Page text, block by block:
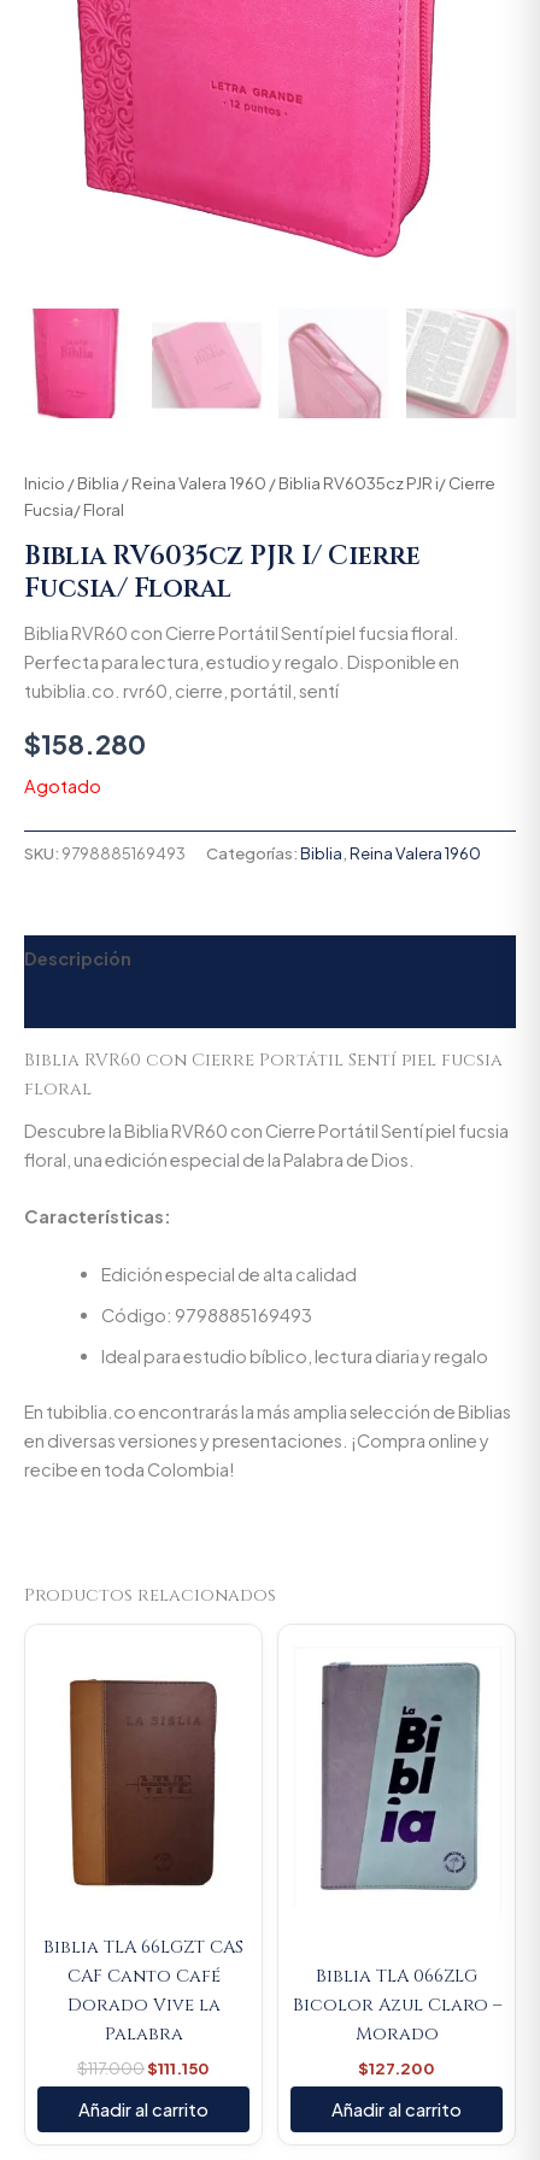
Inicio /Biblia /Reina Valera 1960 / Biblia RV6035cz PJR i/ Cierre
Fucsia/ Floral
Biblia RV6035cz PJR I/ Cierre
Fucsia/ Floral
Biblia RVR60 con Cierre Portátil Sentí piel fucsia floral.
Perfecta para lectura, estudio y regalo. Disponible en
tubiblia.co. rvr60, cierre, portátil, sentí
$158.280
Agotado
SKU: 9798885169493 Categorías:Biblia Reina Valera 1960
Descripción
Biblia RVR60 con Cierre Portátil Sentí piel fucsia
floral
Descubre la Biblia RVR60 con Cierre Portátil Sentí piel fucsia
floral, una edición especial de la Palabra de Dios.
Características:
Edición especial de alta calidad
Código: 9798885169493
Ideal para estudio bíblico, lectura diaria y regalo
En tubiblia.co encontrarás la más amplia selección de Biblias
en diversas versiones y presentaciones. ¡Compra online y
recibe en toda Colombia!
Productos relacionados
Biblia TLA 66LGZT CAS
CAF Canto Café
Dorado Vive la
Palabra
$117.000
$117.000.
$111.150
Current
$111.150.
Añadir al carrito
Biblia TLA 066ZLG
Bicolor Azul Claro –
Morado
$127.200
Añadir al carrito